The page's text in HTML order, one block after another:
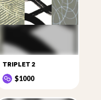
TRIPLET 2
$1000